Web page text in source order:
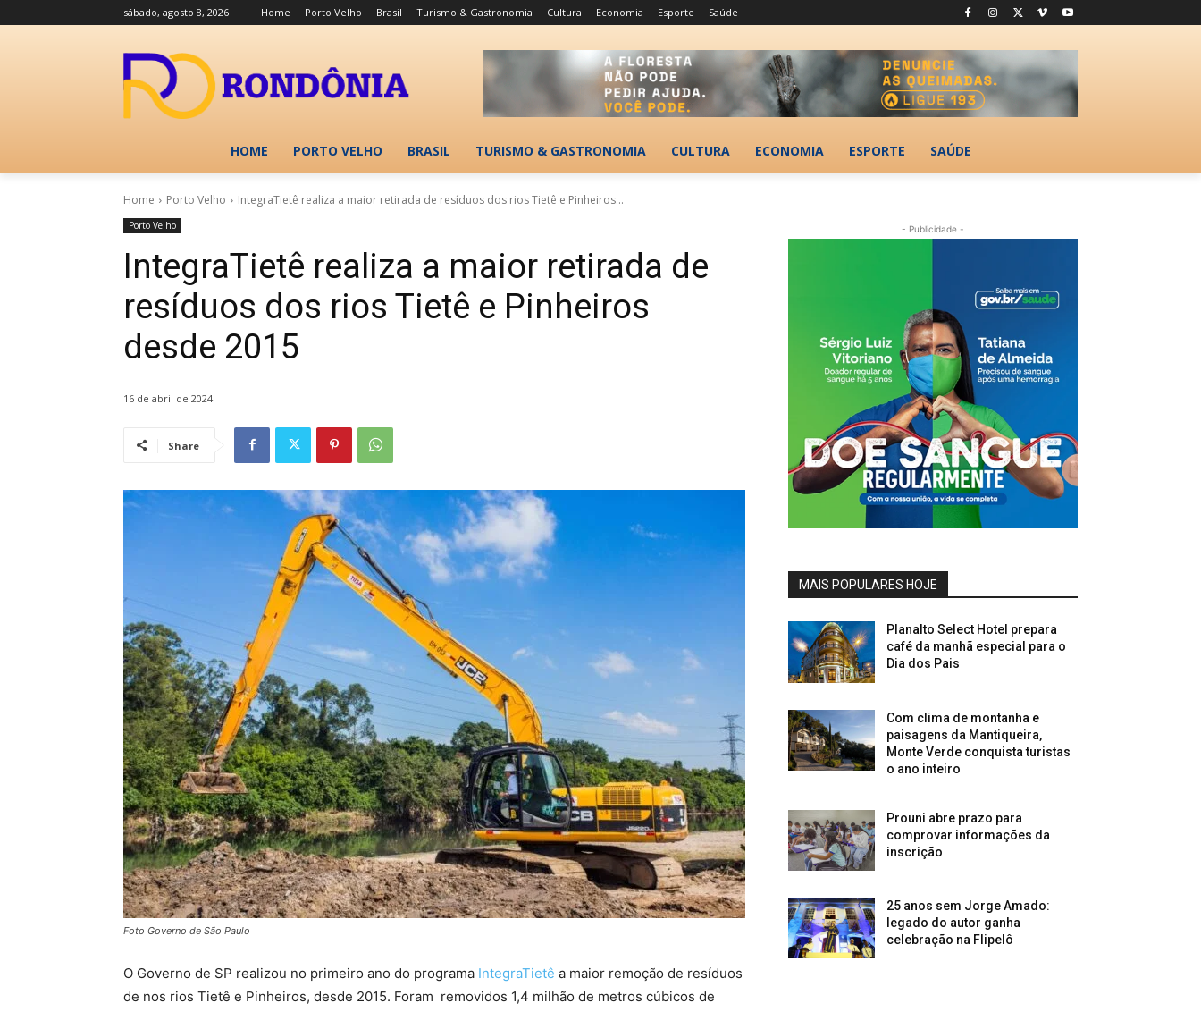
sábado, agosto 8, 2026 Home Porto Velho Brasil Turismo & Gastronomia Cultura Economia Esporte Saúde
HOME PORTO VELHO BRASIL TURISMO & GASTRONOMIA CULTURA ECONOMIA ESPORTE SAÚDE
Home Porto Velho IntegraTietê realiza a maior retirada de resíduos dos rios Tietê e Pinheiros...
Porto Velho
IntegraTietê realiza a maior retirada de
resíduos dos rios Tietê e Pinheiros
desde 2015
16 de abril de 2024
Share
Foto Governo de São Paulo
O Governo de SP realizou no primeiro ano do programa IntegraTietê a maior remoção de resíduos
de nos rios Tietê e Pinheiros, desde 2015. Foram removidos 1,4 milhão de metros cúbicos de
- Publicidade -
MAIS POPULARES HOJE
Planalto Select Hotel prepara
café da manhã especial para o
Dia dos Pais
Com clima de montanha e
paisagens da Mantiqueira,
Monte Verde conquista turistas
o ano inteiro
Prouni abre prazo para
comprovar informações da
inscrição
25 anos sem Jorge Amado:
legado do autor ganha
celebração na Flipelô